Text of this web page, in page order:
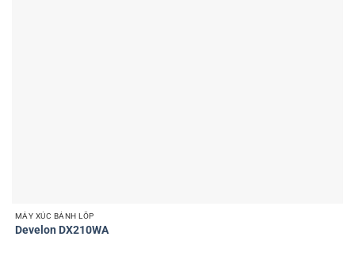
MÁY XÚC BÁNH LỐP
Develon DX210WA